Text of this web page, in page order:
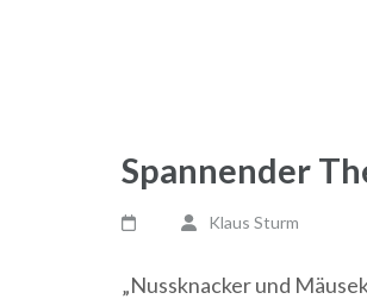
Spannender
Klaus Sturm
„Nussknacker und